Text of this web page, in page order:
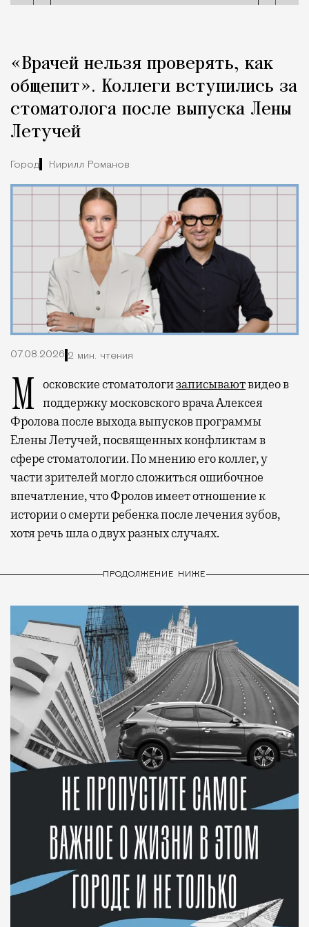
«Врачей нельзя проверять, как
общепит». Коллеги вступились за
стоматолога после выпуска Лены
Летучей
Город Кирилл Романов
07.08.2026 2 мин. чтения
Московские стоматологизаписываютвидео в
поддержку московского врача Алексея
Фролова после выхода выпусков программы
Елены Летучей, посвященных конфликтам в
сфере стоматологии. По мнению его коллег, у
части зрителей могло сложиться ошибочное
впечатление, что Фролов имеет отношение к
истории о смерти ребенка после лечения зубов,
хотя речь шла о двух разных случаях.
ПРОДОЛЖЕНИЕ НИЖЕ